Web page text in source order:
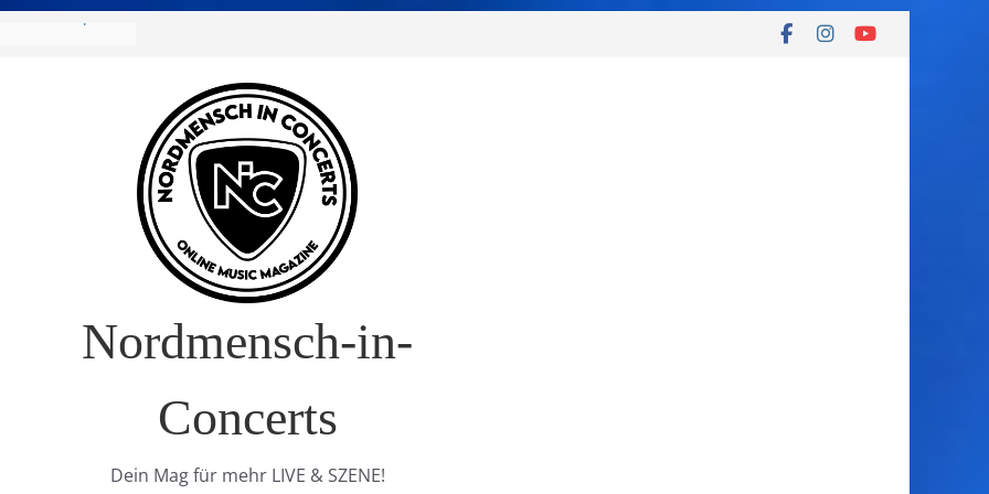
Europa-Tournee
Nordmensch-in-
Concerts
Dein Mag für mehr LIVE & SZENE!